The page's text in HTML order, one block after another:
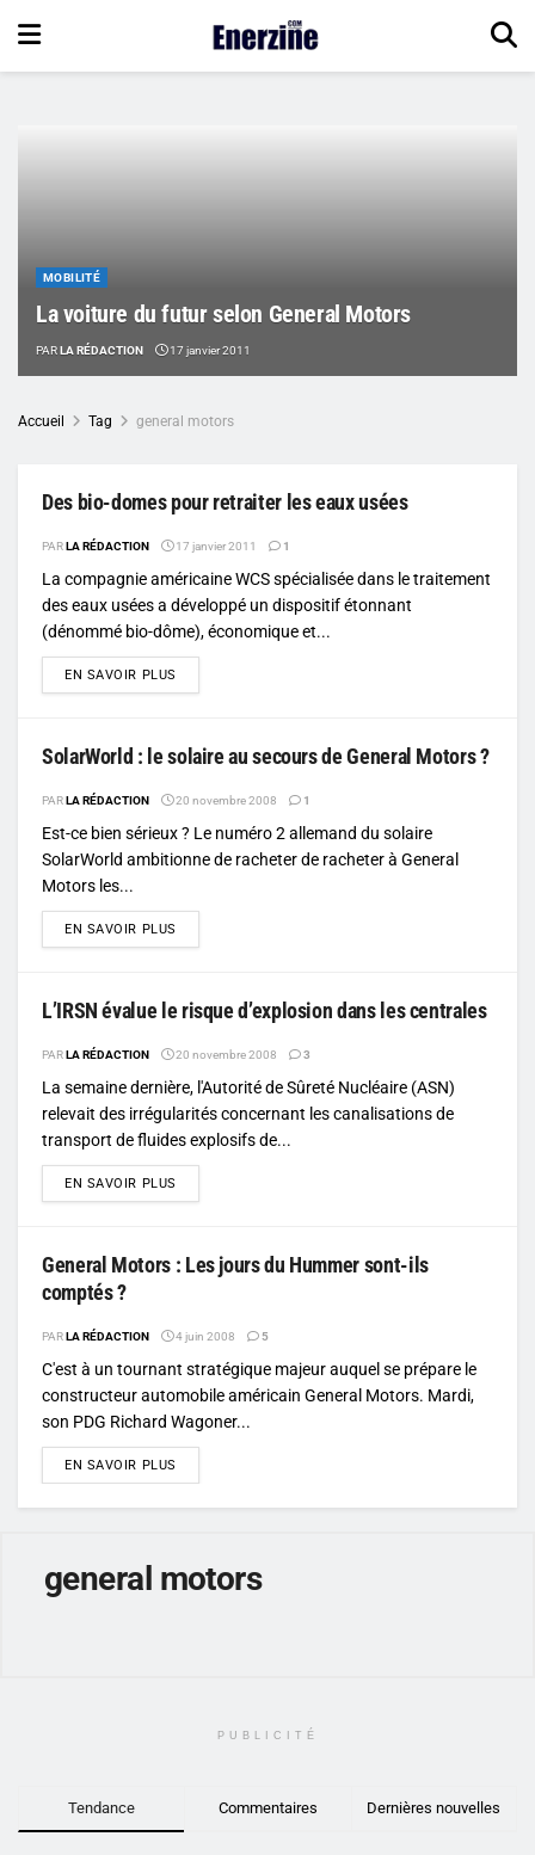
MOBILITÉ
La voiture du futur selon General Motors
PARLA RÉDACTION 17 janvier 2011
Accueil Tag general motors
Des bio-domes pour retraiter les eaux usées
PARLA RÉDACTION 17 janvier 2011 1
La compagnie américaine WCS spécialisée dans le traitement
des eaux usées a développé un dispositif étonnant
(dénommé bio-dôme), économique et...
EN SAVOIR PLUS
SolarWorld : le solaire au secours de General Motors ?
PARLA RÉDACTION 20 novembre 2008 1
Est-ce bien sérieux ? Le numéro 2 allemand du solaire
SolarWorld ambitionne de racheter de racheter à General
Motors les...
EN SAVOIR PLUS
L’IRSN évalue le risque d’explosion dans les centrales
PARLA RÉDACTION 20 novembre 2008 3
La semaine dernière, l'Autorité de Sûreté Nucléaire (ASN)
relevait des irrégularités concernant les canalisations de
transport de fluides explosifs de...
EN SAVOIR PLUS
General Motors : Les jours du Hummer sont-ils
comptés ?
PARLA RÉDACTION 4 juin 2008 5
C'est à un tournant stratégique majeur auquel se prépare le
constructeur automobile américain General Motors. Mardi,
son PDG Richard Wagoner...
EN SAVOIR PLUS
general motors
PUBLICITÉ
Tendance Commentaires Dernières nouvelles